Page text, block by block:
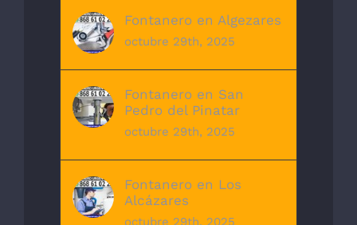
Fontanero en Algezares
octubre 29th, 2025
Fontanero en San
Pedro del Pinatar
octubre 29th, 2025
Fontanero en Los
Alcázares
octubre 29th, 2025